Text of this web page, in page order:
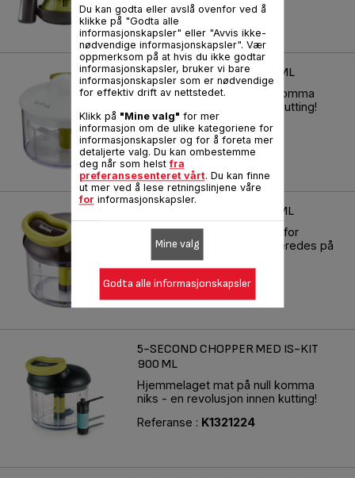
5-SECOND CHOPPER 500 ML
Hjemmelaget mat på null komma
niks - en revolusjon innen kutting!
Referanse :K1330404
5-SECOND CHOPPER 900ML
En revolusjon innen kutting for
hjemmelaget mat som tilberedes på
null komma null!
Referanse :K1320404
5-SECOND CHOPPER MED IS-KIT
900 ML
Hjemmelaget mat på null komma
niks - en revolusjon innen kutting!
Referanse : K1321224
Du kan godta eller avslå ovenfor ved å
klikke på "Godta alle
informasjonskapsler" eller "Avvis ikke-
nødvendige informasjonskapsler". Vær
oppmerksom på at hvis du ikke godtar
informasjonskapsler, bruker vi bare
informasjonskapsler som er nødvendige
for effektiv drift av nettstedet.
Klikk på "Mine valg" for mer
informasjon om de ulike kategoriene for
informasjonskapsler og for å foreta mer
detaljerte valg. Du kan ombestemme
deg når som helstfra
preferansesenteret vårt. Du kan finne
ut mer ved å lese retningslinjene våre
for informasjonskapsler.
Mine valg
Godta alle informasjonskapsler